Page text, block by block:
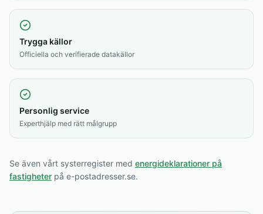
Trygga källor
Officiella och verifierade datakällor
Personlig service
Experthjälp med rätt målgrupp
Se även vårt systerregister med energideklarationer på
fastigheter på e-postadresser.se.